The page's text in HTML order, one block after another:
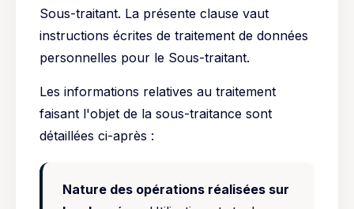
Sous-traitant. La présente clause vaut
instructions écrites de traitement de données
personnelles pour le Sous-traitant.
Les informations relatives au traitement
faisant l'objet de la sous-traitance sont
détaillées ci-après :
Nature des opérations réalisées sur